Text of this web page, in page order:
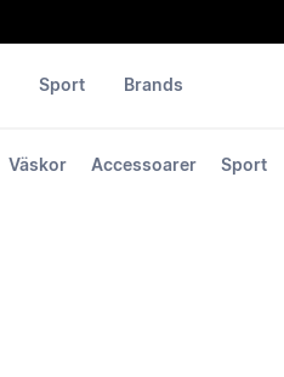
Väskor Accessoarer Sport
Sport Brands